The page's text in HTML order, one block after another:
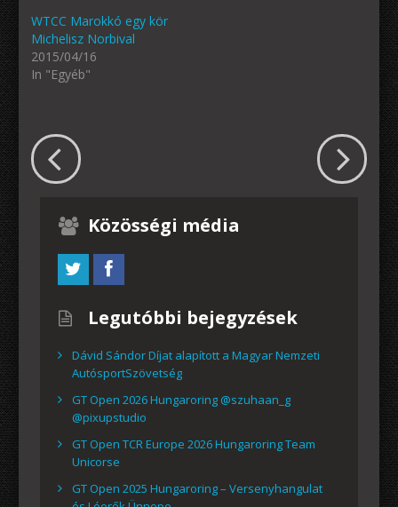
WTCC Marokkó egy kör
Michelisz Norbival
2015/04/16
In "Egyéb"
Közösségi média
Legutóbbi bejegyzések
Dávid Sándor Díjat alapított a Magyar Nemzeti
AutósportSzövetség
GT Open 2026 Hungaroring @szuhaan_g
@pixupstudio
GT Open TCR Europe 2026 Hungaroring Team
Unicorse
GT Open 2025 Hungaroring – Versenyhangulat